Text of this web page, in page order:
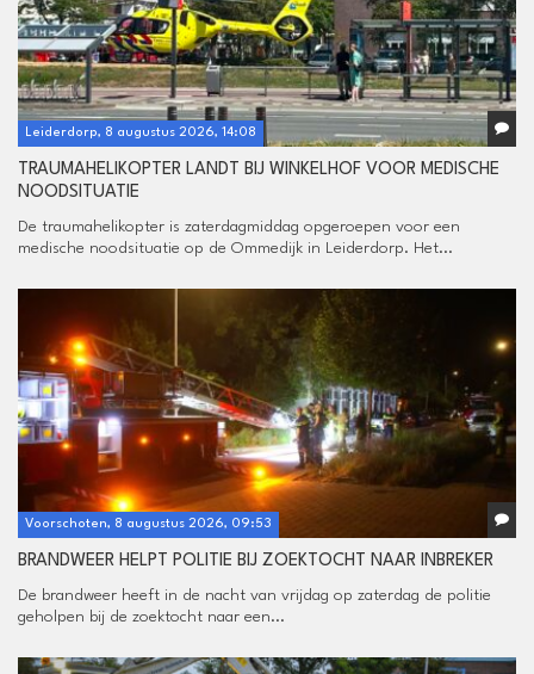
Leiderdorp, 8 augustus 2026, 14:08
TRAUMAHELIKOPTER LANDT BIJ WINKELHOF VOOR MEDISCHE
NOODSITUATIE
De traumahelikopter is zaterdagmiddag opgeroepen voor een
medische noodsituatie op de Ommedijk in Leiderdorp. Het...
Voorschoten, 8 augustus 2026, 09:53
BRANDWEER HELPT POLITIE BIJ ZOEKTOCHT NAAR INBREKER
De brandweer heeft in de nacht van vrijdag op zaterdag de politie
geholpen bij de zoektocht naar een...